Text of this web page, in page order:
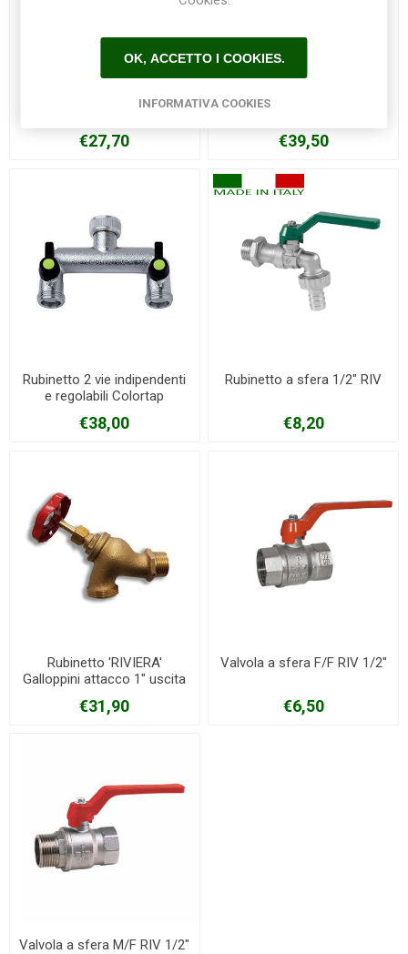
Distributore per rubinetto 2
€27,70
Rubinetto 2 vie Colortap
€39,50
Rubinetto 2 vie indipendenti
e regolabili Colortap
€38,00
Rubinetto a sfera 1/2" RIV
€8,20
Rubinetto 'RIVIERA'
Galloppini attacco 1" uscita
€31,90
Valvola a sfera F/F RIV 1/2"
€6,50
Valvola a sfera M/F RIV 1/2"
OK, ACCETTO I COOKIES.
INFORMATIVA COOKIES